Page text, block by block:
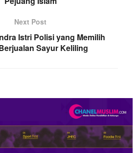
Next Post
Istri Polisi yang Memilih
Sayur Keliling